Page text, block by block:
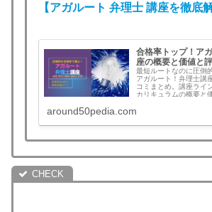
【アガルート 弁理士 講座を徹底解
合格率トップ！ア
座の概要と価値と
最短ルートなのに圧倒
アガルート！弁理士講
コミまとめ。講座ライ
カリキュラムの概要と
す。
around50pedia.com